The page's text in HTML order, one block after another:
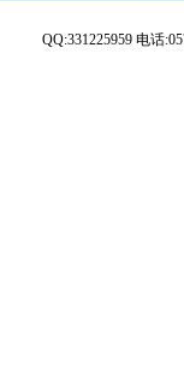
QQ:331225959 电话